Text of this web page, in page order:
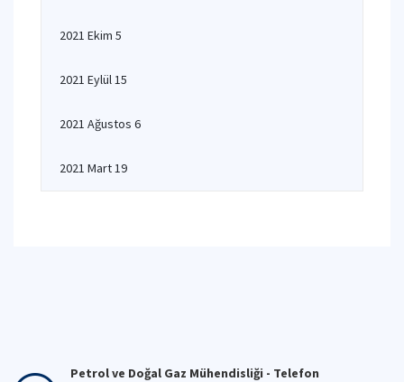
2021 Ekim 5
2021 Eylül 15
2021 Ağustos 6
2021 Mart 19
Petrol ve Doğal Gaz Mühendisliği - Telefon